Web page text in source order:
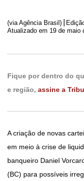
(via Agência Brasil)
Atualizado em 19 de maio
Fique por dentro do
e região, assine a
A criação de novas
em meio à crise de
banqueiro Daniel
(BC) para possíveis